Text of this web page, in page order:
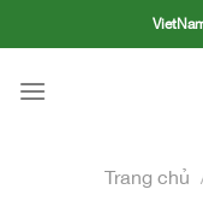
to
Trang chủ